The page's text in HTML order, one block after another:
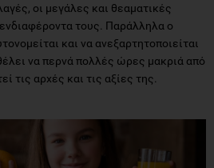
οι μεγάλες και θεαματικές
τους. Παράλληλα ο
και να ανεξαρτητοποιείται
να περνά πολλές ώρες μακριά από
τις αρχές και τις αξίες της.